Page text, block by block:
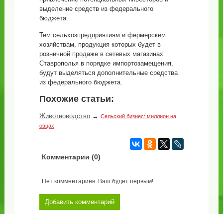
выделение средств из федерального
бюджета.
Тем сельхозпредприятиям и фермерским
хозяйствам, продукция которых будет в
розничной продаже в сетевых магазинах
Ставрополья в порядке импортозамещения,
будут выделяться дополнительные средства
из федерального бюджета.
Похожие статьи:
Животноводство→ Сельский бизнес: миллион на
овцах
Комментарии (0)
Нет комментариев. Ваш будет первым!
Добавить комментарий